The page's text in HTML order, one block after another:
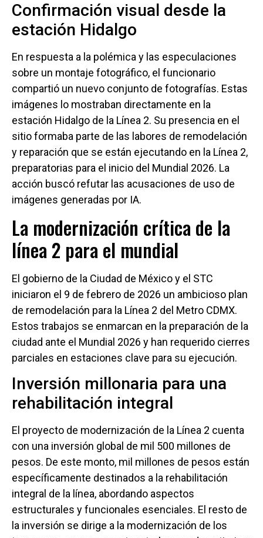
Confirmación visual desde la
estación Hidalgo
En respuesta a la polémica y las especulaciones
sobre un montaje fotográfico, el funcionario
compartió un nuevo conjunto de fotografías. Estas
imágenes lo mostraban directamente en la
estación Hidalgo de la Línea 2. Su presencia en el
sitio formaba parte de las labores de remodelación
y reparación que se están ejecutando en la Línea 2,
preparatorias para el inicio del Mundial 2026. La
acción buscó refutar las acusaciones de uso de
imágenes generadas por IA.
La modernización crítica de la
línea 2 para el mundial
El gobierno de la Ciudad de México y el STC
iniciaron el 9 de febrero de 2026 un ambicioso plan
de remodelación para la Línea 2 del Metro CDMX.
Estos trabajos se enmarcan en la preparación de la
ciudad ante el Mundial 2026 y han requerido cierres
parciales en estaciones clave para su ejecución.
Inversión millonaria para una
rehabilitación integral
El proyecto de modernización de la Línea 2 cuenta
con una inversión global de mil 500 millones de
pesos. De este monto, mil millones de pesos están
específicamente destinados a la rehabilitación
integral de la línea, abordando aspectos
estructurales y funcionales esenciales. El resto de
la inversión se dirige a la modernización de los